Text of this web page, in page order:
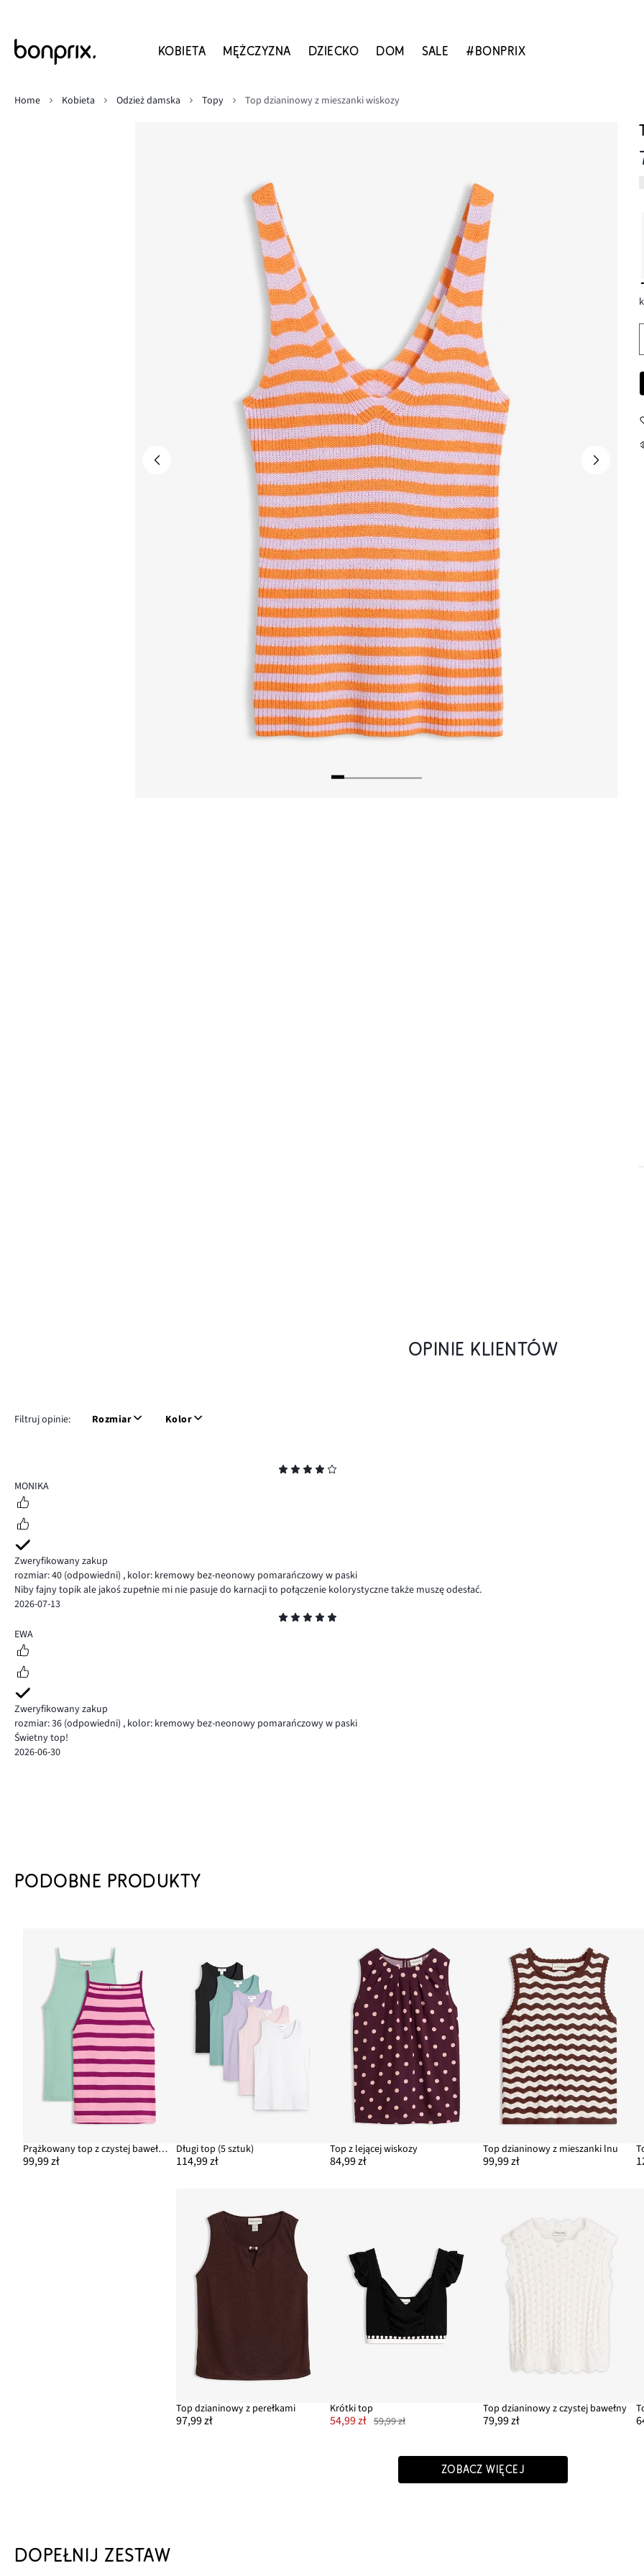
KOBIETA MĘŻCZYZNA DZIECKO DOM SALE #BONPRIX
Home
Kobieta Odzież damska Topy Top dzianinowy z mieszanki wiskozy
OPINIE KLIENTÓW
Filtruj opinie: Rozmiar Kolor
4
MONIKA
Zweryfikowany zakup
rozmiar: 40 (odpowiedni) , kolor: kremowy bez-neonowy pomarańczowy w paski
Niby fajny topik ale jakoś zupełnie mi nie pasuje do karnacji to połączenie kolorystyczne także muszę odesłać.
2026-07-13
5
EWA
Zweryfikowany zakup
rozmiar: 36 (odpowiedni) , kolor: kremowy bez-neonowy pomarańczowy w paski
Świetny top!
2026-06-30
PODOBNE PRODUKTY
Prążkowany top z czystej bawełny organicznej (2 szt.)
99,99 zł
Długi top (5 sztuk)
114,99 zł
Top z lejącej wiskozy
84,99 zł
Top dzianinowy z mieszanki lnu
99,99 zł
Top dzianinowy z perełkami
97,99 zł
Krótki top
54,99 zł 59,99 zł
Top dzianinowy z czystej bawełny
79,99 zł
ZOBACZ WIĘCEJ
DOPEŁNIJ ZESTAW